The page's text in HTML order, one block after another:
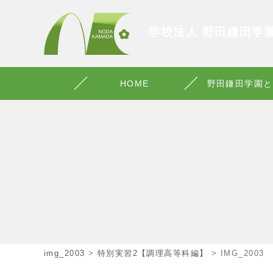
HOME 野田鎌田学園
img_2003 > 特別実習2【調理高等科編】 > IMG_2003